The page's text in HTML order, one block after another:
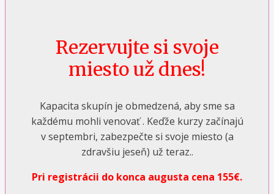
Rezervujte si svoje
miesto už dnes!
Kapacita skupín je obmedzená, aby sme sa
každému mohli venovať . Keďže kurzy začínajú
v septembri, zabezpečte si svoje miesto (a
zdravšiu jeseň) už teraz..
Pri registrácii do konca augusta cena 155€.